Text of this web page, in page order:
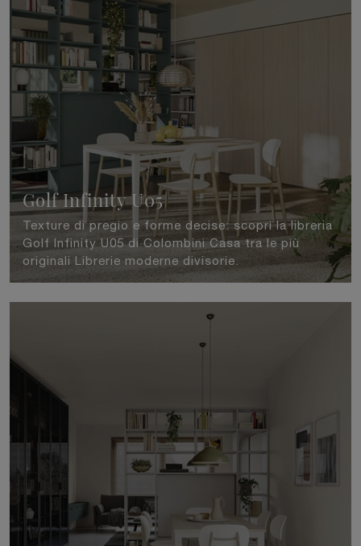
Golf Infinity U05
Texture di pregio e forme decise: scopri la libreria
Golf Infinity U05 di Colombini Casa tra le più
originali Librerie moderne divisorie.